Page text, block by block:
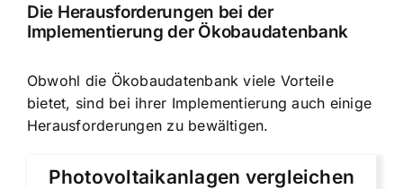
Die Herausforderungen bei der
Implementierung der Ökobaudatenbank
Obwohl die Ökobaudatenbank viele Vorteile
bietet, sind bei ihrer Implementierung auch einige
Herausforderungen zu bewältigen.
Photovoltaikanlagen vergleichen